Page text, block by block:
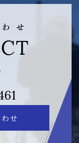
せ